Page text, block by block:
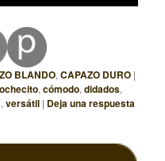
BLANDO,CAPAZO DURO |
,cómodo,didados,
,versátil | Deja una respuesta